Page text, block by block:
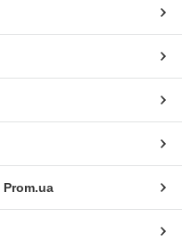
Prom.ua